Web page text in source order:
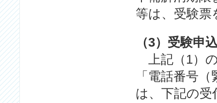
等は、受験
（3）受験申
上記（1）
「電話番号
は、下記の